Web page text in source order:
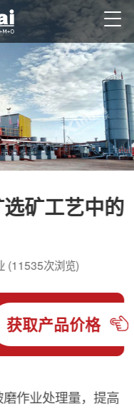
矿工艺中的
(11535次浏览)
获取产品价格
作业处理量，提高